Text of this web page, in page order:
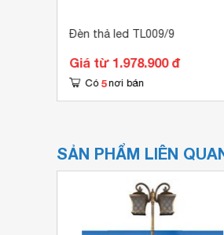
Đèn thả led TL009/9
Giá từ 1.978.900 đ
Có 5 nơi bán
SẢN PHẨM LIÊN